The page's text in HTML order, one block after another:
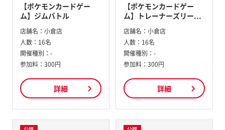
【ポケモンカードゲー
ム】ジムバトル
店舗名： 小倉店
人数： 16名
開催種別： -
参加料： 300円
詳細
【ポケモンカードゲー
ム】トレーナーズリー...
店舗名： 小倉店
人数： 16名
開催種別： -
参加料： 300円
詳細